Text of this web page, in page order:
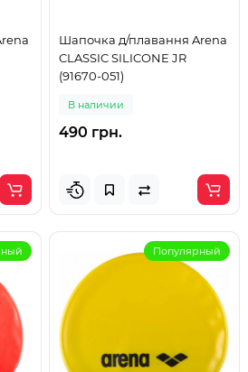
Шапочка д/плавання Arena
CLASSIC SILICONE JR
(91670-051)
В наличии
490 грн.
Популярный